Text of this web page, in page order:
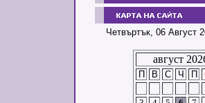
Четвъртък, 06 Август
август
П В С Ч П